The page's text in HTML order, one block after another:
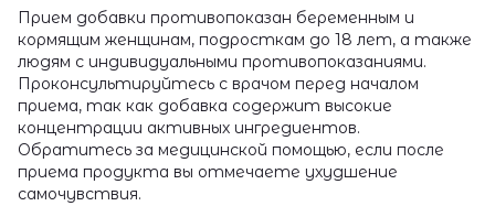
Прием добавки противопоказан беременным и
кормящим женщинам, подросткам до 18 лет, а также
людям с индивидуальными противопоказаниями.
Проконсультируйтесь с врачом перед началом
приема, так как добавка содержит высокие
концентрации активных ингредиентов.
Обратитесь за медицинской помощью, если после
приема продукта вы отмечаете ухудшение
самочувствия.